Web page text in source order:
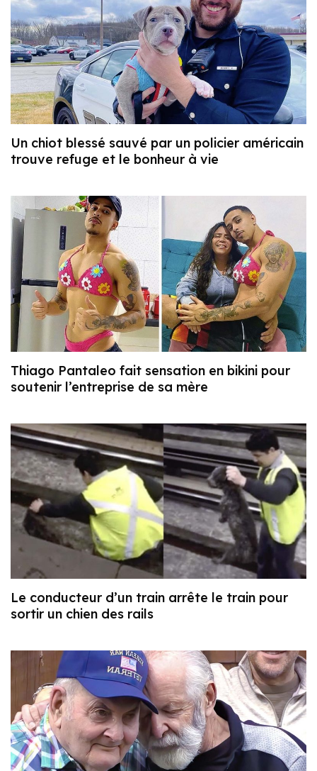
Un chiot blessé sauvé par un policier américain
trouve refuge et le bonheur à vie
Thiago Pantaleo fait sensation en bikini pour
soutenir l’entreprise de sa mère
Le conducteur d’un train arrête le train pour
sortir un chien des rails